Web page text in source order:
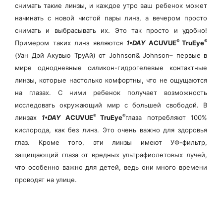
снимать такие линзы, и каждое утро ваш ребенок может
начинать с новой чистой пары линз, а вечером просто
снимать и выбрасывать их. Это так просто и удобно!
Примером таких линз являются 1•DAYACUVUE® TruEye®
(Уан Дэй Акувью ТруАй) от Johnson& Johnson– первые в
мире однодневные силикон-гидрогелевые контактные
линзы, которые настолько комфортны, что не ощущаются
на глазах. С ними ребенок получает возможность
исследовать окружающий мир с большей свободой. В
линзах 1•DAYACUVUE®TruEye®глаза потребляют 100%
кислорода, как без линз. Это очень важно для здоровья
глаз. Кроме того, эти линзы имеют УФ-фильтр,
защищающий глаза от вредных ультрафиолетовых лучей,
что особенно важно для детей, ведь они много времени
проводят на улице.